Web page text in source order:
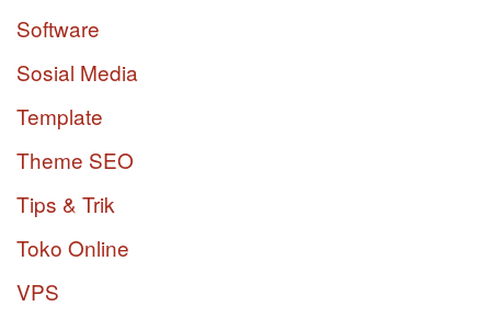
Software
Sosial Media
Template
Theme SEO
Tips & Trik
Toko Online
VPS